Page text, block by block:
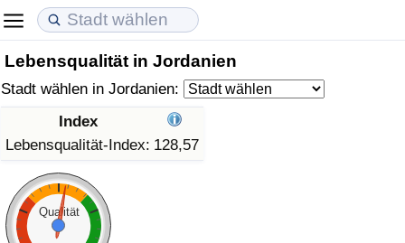
Lebensqualität in Jordanien
Stadt wählen in Jordanien:
Index
Lebensqualität-Index: 128,57
Qualität
Lebenshaltungskosten
Lebenshaltungskosten-Index (aktuell)
Lebenshaltungskosten-Index
Lebenshaltungskosten-Index nach Land
Immobilienpreise
Immobilienpreis-Index (aktuell)
Immobilienpreis-Index
Immobilienpreis-Index nach Land
Lebensqualität
Lebensqualität-Index
Lebensqualität-Index (aktuell)
Lebensqualitätsindex nach Land